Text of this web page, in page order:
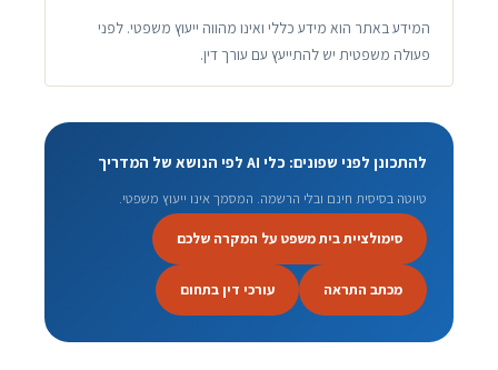
המידע באתר הוא מידע כללי ואינו מהווה ייעוץ משפטי. לפני
פעולה משפטית יש להתייעץ עם עורך דין.
להתכונן לפני שפונים: כלי AI לפי הנושא של המדריך
טיוטה בסיסית חינם ובלי הרשמה. המסמך אינו ייעוץ משפטי.
סימולציית בית משפט על המקרה שלכם
מכתב התראה עורכי דין בתחום